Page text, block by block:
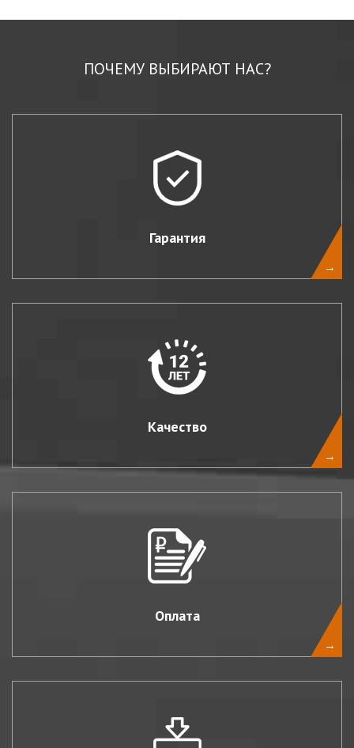
ПОЧЕМУ ВЫБИРАЮТ НАС?
Гарантия
→
Качество
→
Оплата
→